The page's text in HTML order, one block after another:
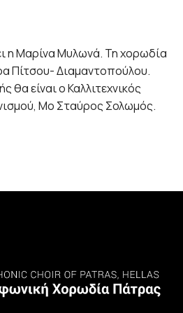
Μυλωνά. Τη χορωδία
Πίτσου- Διαμαντοπούλου.
θα είναι ο Καλλιτεχνικός
Μο Σταύρος Σολωμός.